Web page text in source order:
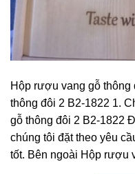
Hộp rượu vang gỗ
thông đôi 2 B2-1822 1.
gỗ thông đôi 2 B2-1822
chúng tôi đặt theo yêu
tốt. Bên ngoài Hộp rượu